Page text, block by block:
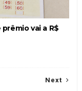
vai a R$
Next